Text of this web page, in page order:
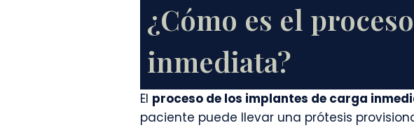
¿Cómo es el
inmediata?
El proceso de los implantes de carga
paciente puede llevar una prótesis